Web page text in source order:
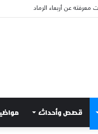
سلطانة السلام لتهدئة الغضب
قصص وأحداث